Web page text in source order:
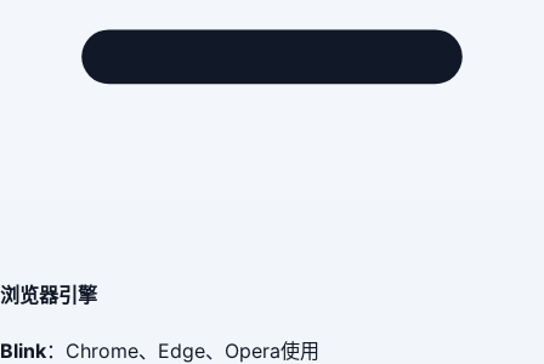
浏览器引擎
Blink：Chrome、Edge、Opera使用